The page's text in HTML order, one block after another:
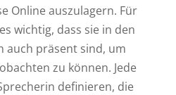
Online auszulagern. Für
wichtig, dass sie in den
auch präsent sind, um
zu können. Jede
definieren, die